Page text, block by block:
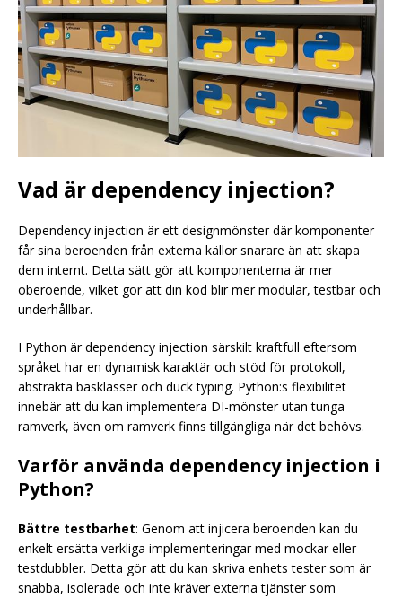
Vad är dependency injection?
Dependency injection är ett designmönster där komponenter
får sina beroenden från externa källor snarare än att skapa
dem internt. Detta sätt gör att komponenterna är mer
oberoende, vilket gör att din kod blir mer modulär, testbar och
underhållbar.
I Python är dependency injection särskilt kraftfull eftersom
språket har en dynamisk karaktär och stöd för protokoll,
abstrakta basklasser och duck typing. Python:s flexibilitet
innebär att du kan implementera DI-mönster utan tunga
ramverk, även om ramverk finns tillgängliga när det behövs.
Varför använda dependency injection i
Python?
Bättre testbarhet: Genom att injicera beroenden kan du
enkelt ersätta verkliga implementeringar med mockar eller
testdubbler. Detta gör att du kan skriva enhets tester som är
snabba, isolerade och inte kräver externa tjänster som